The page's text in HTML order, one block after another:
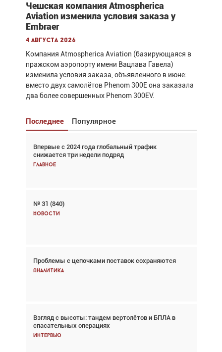
Чешская компания Atmospherica
Aviation изменила условия заказа у
Embraer
4 августа 2026
Компания Atmospherica Aviation (базирующаяся в
пражском аэропорту имени Вацлава Гавела)
изменила условия заказа, объявленного в июне:
вместо двух самолётов Phenom 300E она заказала
два более совершенных Phenom 300EV.
Последнее Популярное
Впервые с 2024 года глобальный трафик
снижается три недели подряд
Главное
№ 31 (840)
Новости
Проблемы с цепочками поставок сохраняются
Аналитика
Взгляд с высоты: тандем вертолётов и БПЛА в
спасательных операциях
Интервью
Взгляд с высоты: тандем вертолётов и БПЛА в
спасательных операциях
Главное
Авиационный фотограф Дэйв Кох: «Фотография
говорит сама за себя... а ИИ всё портит»
Впервые с 2024 года глобальный трафик
снижается три недели подряд
Частный самолёт – это актив. Подходите к
покупке соответствующим образом
Интервью